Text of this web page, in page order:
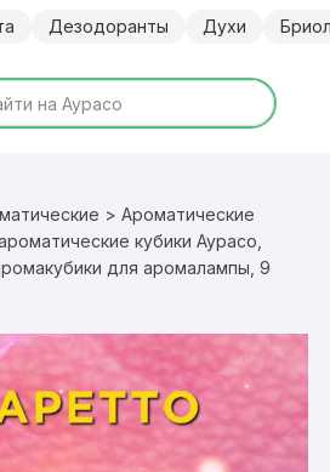
Дезодоранты Духи
>Ароматические
кубики Аурасо,
для аромалампы, 9